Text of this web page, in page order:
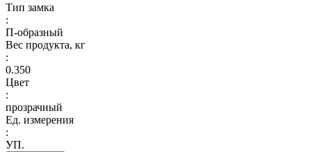
Тип замка
:
П-образный
Вес продукта, кг
:
0.350
Цвет
:
прозрачный
Ед. измерения
:
УП.